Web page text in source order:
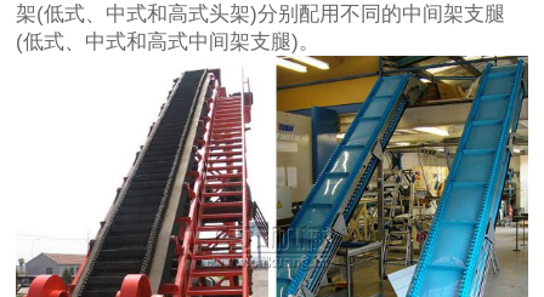
架(低式、中式和高式头架)分别配用不同的中间架支腿
(低式、中式和高式中间架支腿)。